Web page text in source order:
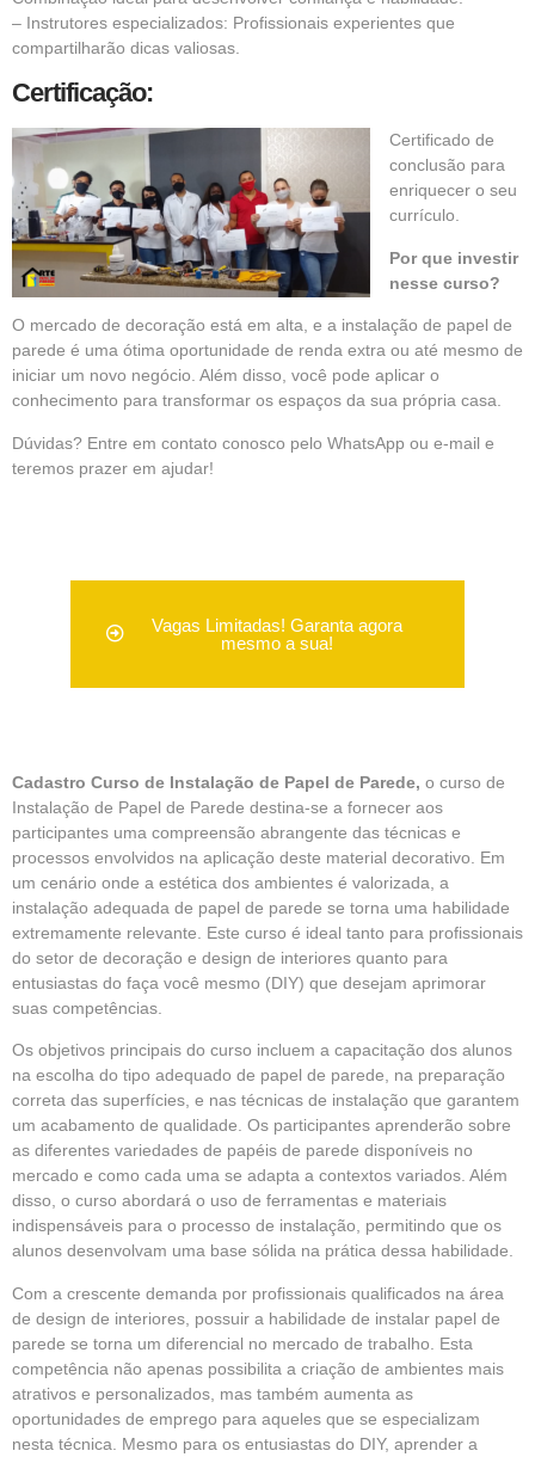
– Instrutores especializados: Profissionais experientes que
compartilharão dicas valiosas.
Certificação:
Certificado de
conclusão para
enriquecer o seu
currículo.
Por que investir
nesse curso?
O mercado de decoração está em alta, e a instalação de papel de
parede é uma ótima oportunidade de renda extra ou até mesmo de
iniciar um novo negócio. Além disso, você pode aplicar o
conhecimento para transformar os espaços da sua própria casa.
Dúvidas? Entre em contato conosco pelo WhatsApp ou e-mail e
teremos prazer em ajudar!
Vagas Limitadas! Garanta agora
mesmo a sua!
Cadastro Curso de Instalação de Papel de Parede, o curso de
Instalação de Papel de Parede destina-se a fornecer aos
participantes uma compreensão abrangente das técnicas e
processos envolvidos na aplicação deste material decorativo. Em
um cenário onde a estética dos ambientes é valorizada, a
instalação adequada de papel de parede se torna uma habilidade
extremamente relevante. Este curso é ideal tanto para profissionais
do setor de decoração e design de interiores quanto para
entusiastas do faça você mesmo (DIY) que desejam aprimorar
suas competências.
Os objetivos principais do curso incluem a capacitação dos alunos
na escolha do tipo adequado de papel de parede, na preparação
correta das superfícies, e nas técnicas de instalação que garantem
um acabamento de qualidade. Os participantes aprenderão sobre
as diferentes variedades de papéis de parede disponíveis no
mercado e como cada uma se adapta a contextos variados. Além
disso, o curso abordará o uso de ferramentas e materiais
indispensáveis para o processo de instalação, permitindo que os
alunos desenvolvam uma base sólida na prática dessa habilidade.
Com a crescente demanda por profissionais qualificados na área
de design de interiores, possuir a habilidade de instalar papel de
parede se torna um diferencial no mercado de trabalho. Esta
competência não apenas possibilita a criação de ambientes mais
atrativos e personalizados, mas também aumenta as
oportunidades de emprego para aqueles que se especializam
nesta técnica. Mesmo para os entusiastas do DIY, aprender a